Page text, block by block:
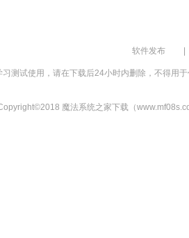
软件发布
测试使用，请在下载后24小时内删除，不得用
魔法系统之家下载（